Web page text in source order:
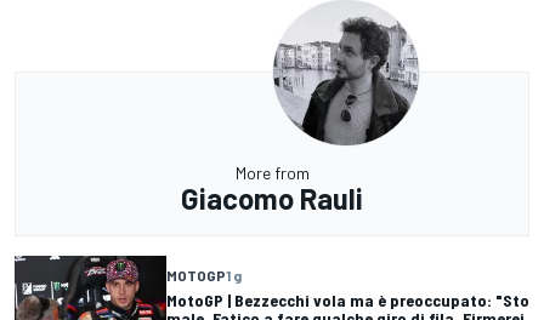
More from
Giacomo Rauli
MOTOGP1 g
MotoGP | Bezzecchi vola ma è preoccupato: "Sto